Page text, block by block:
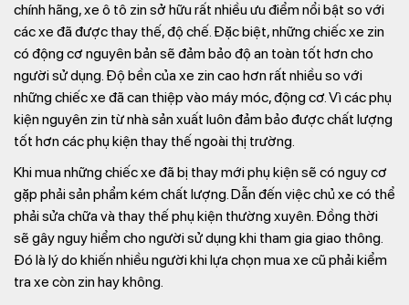
chính hãng, xe ô tô zin sở hữu rất nhiều ưu điểm nổi bật so với
các xe đã được thay thế, độ chế. Đặc biệt, những chiếc xe zin
có động cơ nguyên bản sẽ đảm bảo độ an toàn tốt hơn cho
người sử dụng. Độ bền của xe zin cao hơn rất nhiều so với
những chiếc xe đã can thiệp vào máy móc, động cơ. Vì các phụ
kiện nguyên zin từ nhà sản xuất luôn đảm bảo được chất lượng
tốt hơn các phụ kiện thay thế ngoài thị trường.
Khi mua những chiếc xe đã bị thay mới phụ kiện sẽ có nguy cơ
gặp phải sản phẩm kém chất lượng. Dẫn đến việc chủ xe có thể
phải sửa chữa và thay thế phụ kiện thường xuyên. Đồng thời
sẽ gây nguy hiểm cho người sử dụng khi tham gia giao thông.
Đó là lý do khiến nhiều người khi lựa chọn mua xe cũ phải kiểm
tra xe còn zin hay không.